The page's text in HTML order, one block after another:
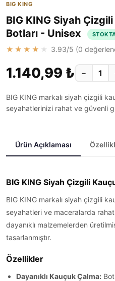
BIG KING
BIG KING Siyah
Botları - Unisex
★★★★★ 3.93/5 (0
1.140,99 ₺ −
BIG KING markalı siyah çizgili
seyahatlerinizi rahat ve güvenli
Ürün Açıklaması
BIG KING Siyah Çizgili
BIG KING markalı siyah çizgili
seyahatleri ve maceralarda
dayanıklı malzemelerden
tasarlanmıştır.
Özellikler
Dayanıklı Kauçuk Çalma: